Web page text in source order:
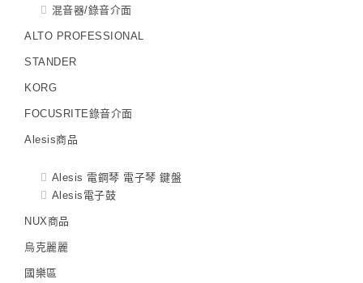
混音器/錄音介面
ALTO PROFESSIONAL
STANDER
KORG
FOCUSRITE錄音介面
Alesis商品
Alesis 電鋼琴 電子琴 鍵盤
Alesis電子鼓
NUX商品
烏克麗麗
國樂區